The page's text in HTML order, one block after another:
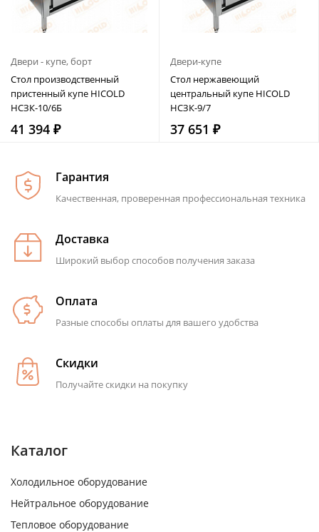
Двери - купе, борт
Стол производственный
пристенный купе HICOLD
НСЗК-10/6Б
41 394 ₽
Двери-купе
Стол нержавеющий
центральный купе HICOLD
НСЗК-9/7
37 651 ₽
Гарантия
Качественная, проверенная профессиональная техника
Доставка
Широкий выбор способов получения заказа
Оплата
Разные способы оплаты для вашего удобства
Скидки
Получайте скидки на покупку
Каталог
Холодильное оборудование
Нейтральное оборудование
Тепловое оборудование